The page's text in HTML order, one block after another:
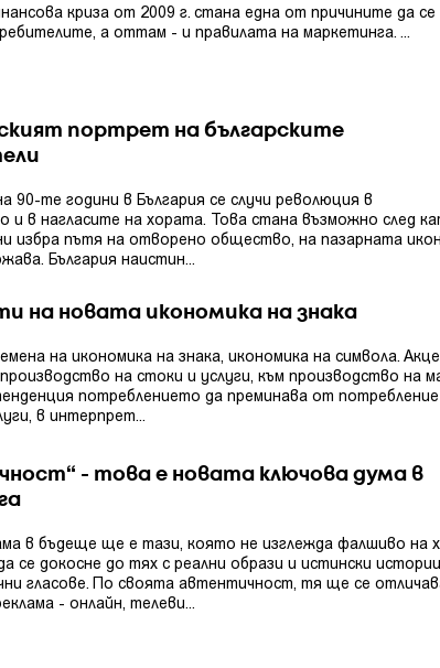
криза от 2009 г. стана една от причините да се
а оттам - и правилата на маркетинга. ...
портрет на българските
90-те години в България се случи революция в
и в нагласите на хората. Това стана възможно след
избра пътя на отворено общество, на пазарната
България наистин...
на новата икономика на знака
на икономика на знака, икономика на символа.
на стоки и услуги, към производство на
потреблението да преминава от
в интерпрет...
- това е новата ключова дума в
в бъдеще ще е тази, която не изглежда фалшиво на
се докосне до тях с реални образи и истински
гласове. По своята автентичност, тя ще се
- онлайн, телеви...